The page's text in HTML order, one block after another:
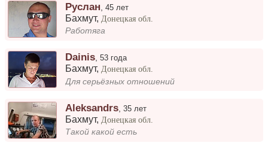
Руслан ,45 лет
Бахмут, Донецкая обл.
Работяга
Dainis,53 года
Бахмут,Донецкая обл.
Для серьёзных отношений
Aleksandrs ,35 лет
Бахмут, Донецкая обл.
Такой какой есть